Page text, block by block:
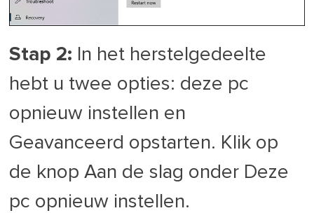
Stap 2: In het herstelgedeelte
hebt u twee opties: deze pc
opnieuw instellen en
Geavanceerd opstarten. Klik op
de knop Aan de slag onder Deze
pc opnieuw instellen.